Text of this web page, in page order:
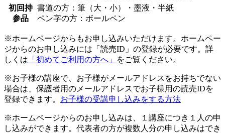
初回持
参品
書道の方：筆（大・小）・墨液・半紙
ペン字の方：ボールペン
※ホームページからもお申し込みいただけます。ホームペー
ジからのお申し込みには「読売ID」の登録が必要です。詳
しくは 「初めてご利用の方へ」 をご覧ください。
※お子様の講座で、お子様がメールアドレスをお持ちでない
場合は、保護者用のメールアドレスでお子様用の読売IDを
登録できます。 お子様の受講申し込みをする方法
※ホームページからのお申し込みは、１講座につき１人の申
し込みができます。代表者の方が複数人分の申し込みはでき